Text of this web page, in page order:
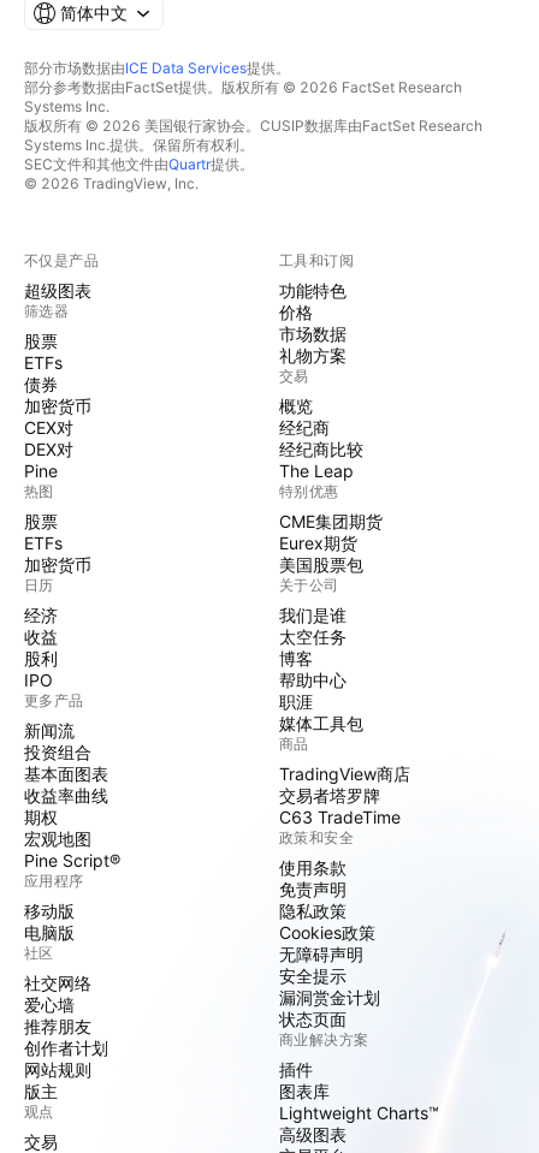
简体中文
部分市场数据由ICE Data Services提供。
部分参考数据由FactSet提供。版权所有 © 2026 FactSet Research
Systems Inc.
版权所有 © 2026 美国银行家协会。CUSIP数据库由FactSet Research
Systems Inc.提供。保留所有权利。
SEC文件和其他文件由Quartr提供。
© 2026 TradingView, Inc.
不仅是产品
超级图表
筛选器
股票
ETFs
债券
加密货币
CEX对
DEX对
Pine
热图
股票
ETFs
加密货币
日历
经济
收益
股利
IPO
更多产品
新闻流
投资组合
基本面图表
收益率曲线
期权
宏观地图
Pine Script®
应用程序
移动版
电脑版
社区
社交网络
爱心墙
推荐朋友
创作者计划
网站规则
版主
观点
交易
工具和订阅
功能特色
价格
市场数据
礼物方案
交易
概览
经纪商
经纪商比较
The Leap
特别优惠
CME集团期货
Eurex期货
美国股票包
关于公司
我们是谁
太空任务
博客
帮助中心
职涯
媒体工具包
商品
TradingView商店
交易者塔罗牌
C63 TradeTime
政策和安全
使用条款
免责声明
隐私政策
Cookies政策
无障碍声明
安全提示
漏洞赏金计划
状态页面
商业解决方案
插件
图表库
Lightweight Charts™
高级图表